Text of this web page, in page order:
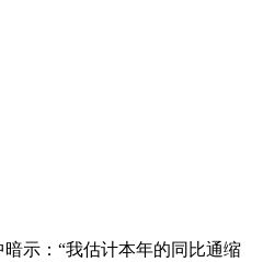
示：“我估计本年的同比通缩